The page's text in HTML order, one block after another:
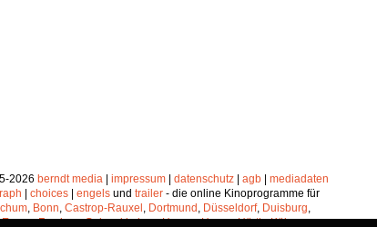
2026 berndt media| impressum| datenschutz| agb| mediadaten
choices engels und trailer - die online Kinoprogramme für
, Bonn, Castrop-Rauxel , Dortmund , Düsseldorf, Duisburg,
Essen,Frechen,Gelsenkirchen,Hagen,Herne,Hürth,Köln,